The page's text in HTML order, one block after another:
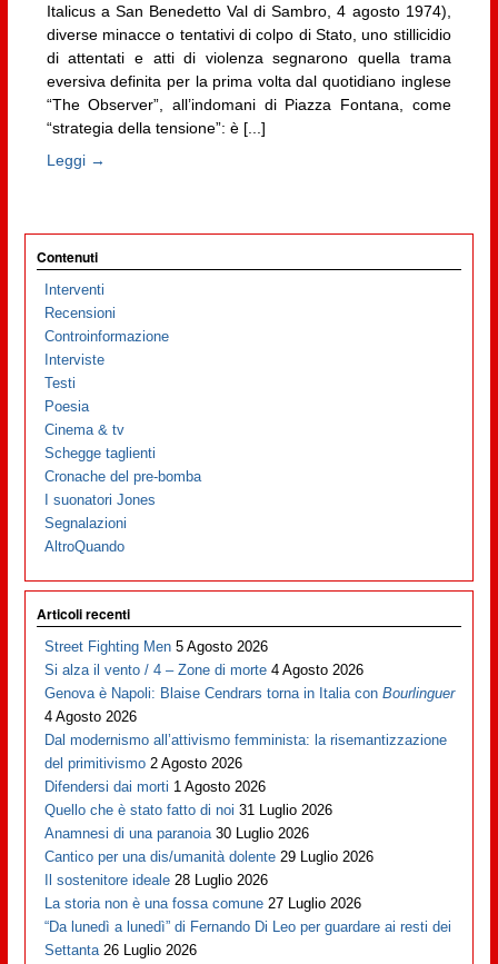
Italicus a San Benedetto Val di Sambro, 4 agosto 1974),
diverse minacce o tentativi di colpo di Stato, uno stillicidio
di attentati e atti di violenza segnarono quella trama
eversiva definita per la prima volta dal quotidiano inglese
“The Observer”, all’indomani di Piazza Fontana, come
“strategia della tensione”: è [...]
Leggi →
Contenuti
Interventi
Recensioni
Controinformazione
Interviste
Testi
Poesia
Cinema & tv
Schegge taglienti
Cronache del pre-bomba
I suonatori Jones
Segnalazioni
AltroQuando
Articoli recenti
Street Fighting Men 5 Agosto 2026
Si alza il vento / 4 – Zone di morte 4 Agosto 2026
Genova è Napoli: Blaise Cendrars torna in Italia conBourlinguer
4 Agosto 2026
Dal modernismo all’attivismo femminista: la risemantizzazione
del primitivismo 2 Agosto 2026
Difendersi dai morti 1 Agosto 2026
Quello che è stato fatto di noi 31 Luglio 2026
Anamnesi di una paranoia 30 Luglio 2026
Cantico per una dis/umanità dolente 29 Luglio 2026
Il sostenitore ideale 28 Luglio 2026
La storia non è una fossa comune 27 Luglio 2026
“Da lunedì a lunedì” di Fernando Di Leo per guardare ai resti dei
Settanta 26 Luglio 2026